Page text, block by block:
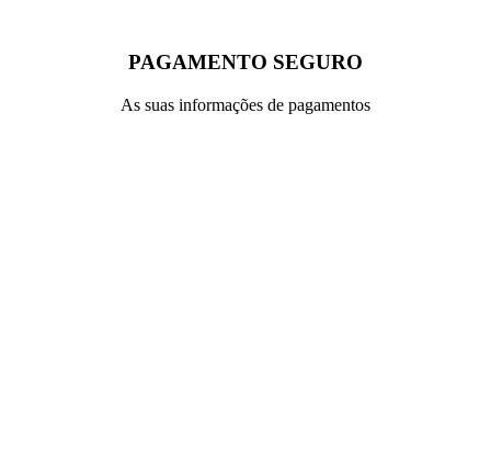
PAGAMENTO SEGURO
As suas informações de pagamentos